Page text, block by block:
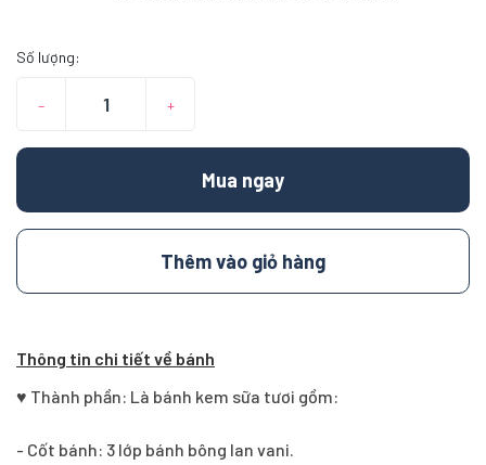
Số lượng:
– +
Mua ngay
Thêm vào giỏ hàng
Thông tin chi tiết về bánh
♥ Thành phần: Là bánh kem sữa tươi gồm:
- Cốt bánh: 3 lớp bánh bông lan vani.